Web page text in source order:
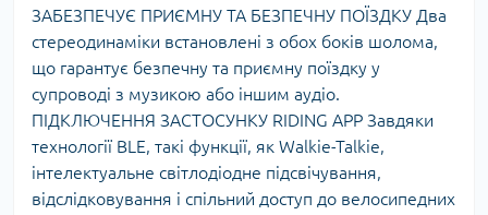
ЗАБЕЗПЕЧУЄ ПРИЄМНУ ТА БЕЗПЕЧНУ ПОЇЗДКУ Два
стереодинаміки встановлені з обох боків шолома,
що гарантує безпечну та приємну поїздку у
супроводі з музикою або іншим аудіо.
ПІДКЛЮЧЕННЯ ЗАСТОСУНКУ RIDING APP Завдяки
технології BLE, такі функції, як Walkie-Talkie,
інтелектуальне світлодіодне підсвічування,
відслідковування і спільний доступ до велосипедних